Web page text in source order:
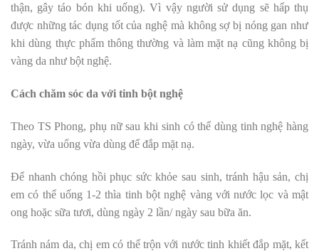
thận, gây táo bón khi uống). Vì vậy người sử dụng sẽ hấp thụ
được những tác dụng tốt của nghệ mà không sợ bị nóng gan như
khi dùng thực phẩm thông thường và làm mặt nạ cũng không bị
vàng da như bột nghệ.
Cách chăm sóc da với tinh bột nghệ
Theo TS Phong, phụ nữ sau khi sinh có thể dùng tinh nghệ hàng
ngày, vừa uống vừa dùng để đắp mặt nạ.
Để nhanh chóng hồi phục sức khỏe sau sinh, tránh hậu sản, chị
em có thể uống 1-2 thìa tinh bột nghệ vàng với nước lọc và mật
ong hoặc sữa tươi, dùng ngày 2 lần/ ngày sau bữa ăn.
Tránh nám da, chị em có thể trộn với nước tinh khiết đắp mặt, kết